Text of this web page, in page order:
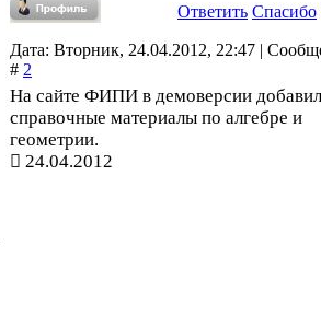
Ответить Спасибо
Дата: Вторник, 24.04.2012, 22:47 |
# 2
На сайте ФИПИ в демоверсии
справочные материалы по алгебре и
геометрии.
24.04.2012